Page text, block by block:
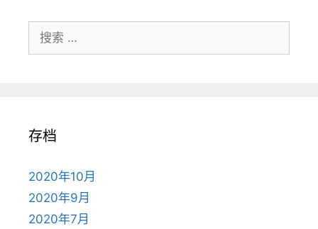
索：
存档
2020年10月
2020年9月
2020年7月